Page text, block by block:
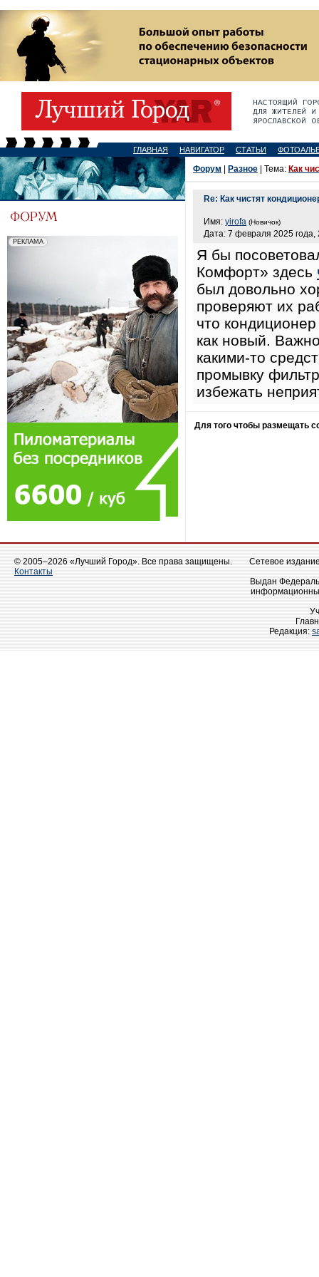
ГЛАВНАЯ НАВИГАТОР СТАТЬИ
Форум Разное | Тема: Как
Re: Как чистят
Имя: yirofa (Новичок)
Дата: 7 февраля 2025 года,
Я бы
Комфорт» здесь
был довольно
проверяют их
что
как новый.
какими-то
промывку
избежать
Для того чтобы размещать
© 2005–2026 «Лучший Город». Все права защищены.
Контакты
Сетевое
Выдан
Редакция: